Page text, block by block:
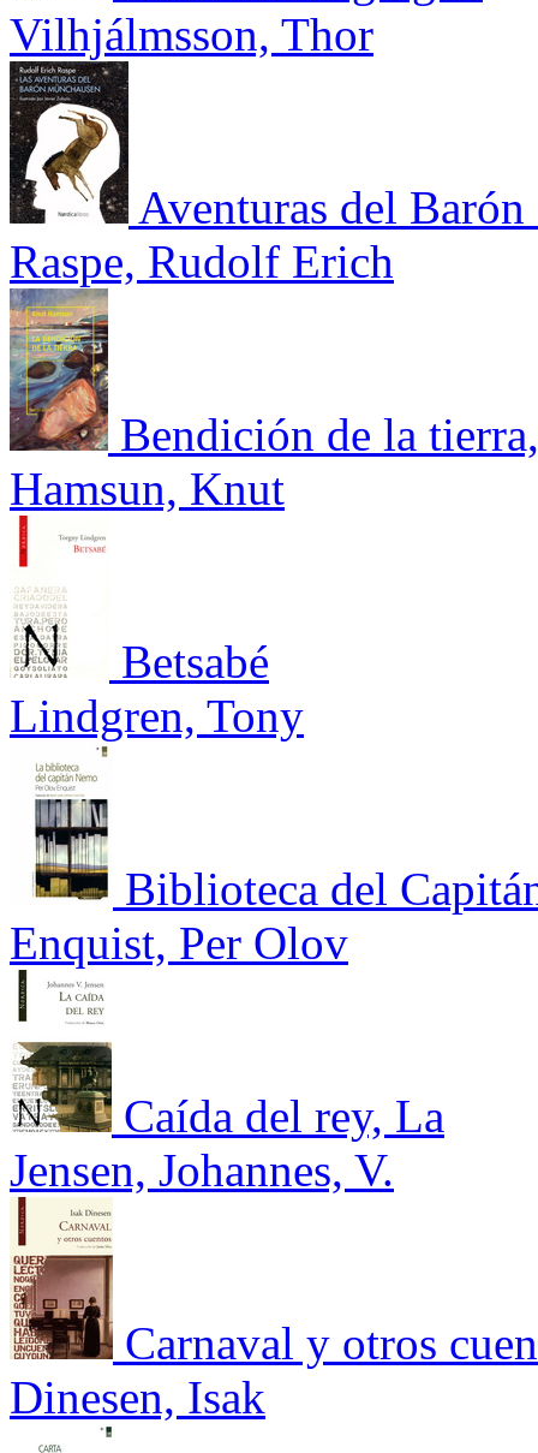
Vilhjálmsson, Thor
Aventuras del
Raspe, Rudolf Erich
Bendición de la tierra,
Hamsun, Knut
Betsabé
Lindgren, Tony
Biblioteca del
Enquist, Per Olov
Caída del rey, La
Jensen, Johannes, V.
Carnaval y otros
Dinesen, Isak